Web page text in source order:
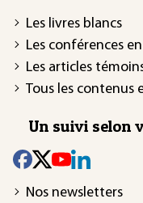
Les livres blancs
Les conférences
Les articles
Tous les contenus
Un suivi selon
Nos newsletters